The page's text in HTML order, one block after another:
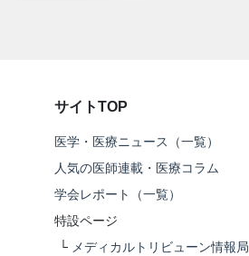
サイトTOP
医学・医療ニュース（一覧）
人気の医師連載・医療コラム
学会レポート（一覧）
特設ページ
└ メディカルトリビューン情報局